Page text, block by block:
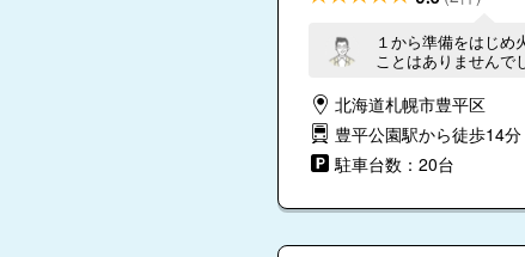
１から準備をはじめ
ことはありませんで
北海道札幌市豊平区
豊平公園駅から徒歩14分
駐車台数：20台